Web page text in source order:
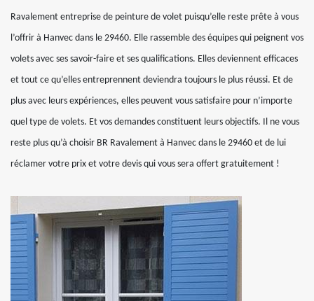
Ravalement entreprise de peinture de volet puisqu’elle reste prête à vous
l’offrir à Hanvec dans le 29460. Elle rassemble des équipes qui peignent vos
volets avec ses savoir-faire et ses qualifications. Elles deviennent efficaces
et tout ce qu’elles entreprennent deviendra toujours le plus réussi. Et de
plus avec leurs expériences, elles peuvent vous satisfaire pour n’importe
quel type de volets. Et vos demandes constituent leurs objectifs. Il ne vous
reste plus qu’à choisir BR Ravalement à Hanvec dans le 29460 et de lui
réclamer votre prix et votre devis qui vous sera offert gratuitement !